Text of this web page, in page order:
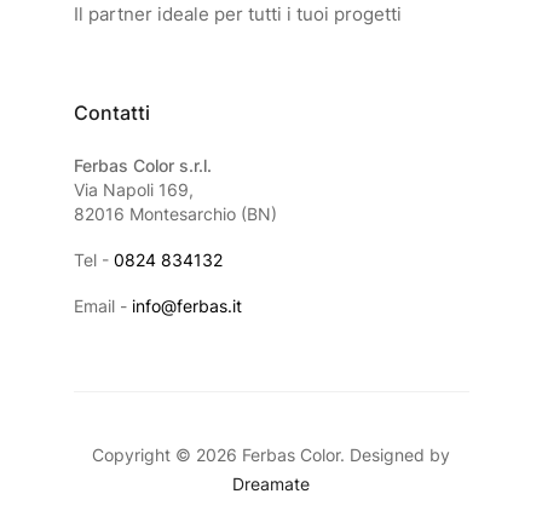
Il partner ideale per tutti i tuoi progetti
Contatti
Ferbas Color s.r.l.
Via Napoli 169,
82016 Montesarchio (BN)
Tel - 0824 834132
Email - info@ferbas.it
Copyright © 2026 Ferbas Color. Designed by
Dreamate